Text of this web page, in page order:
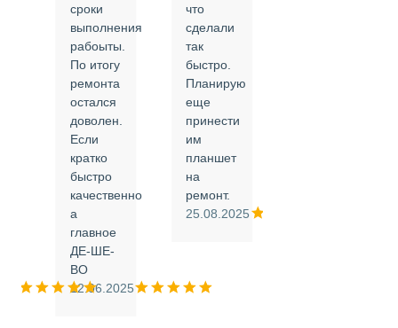
сроки
выполнения
рабоыты.
По итогу
ремонта
остался
доволен.
Если
кратко
быстро
качественно
а
главное
ДЕ-ШЕ-
ВО
12.06.2025
что
сделали
так
быстро.
Планирую
еще
принести
им
планшет
на
ремонт.
25.08.2025